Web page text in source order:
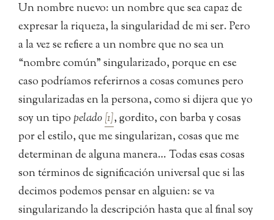
Un nombre nuevo: un nombre que sea capaz de
expresar la riqueza, la singularidad de mi ser. Pero
a la vez se refiere a un nombre que no sea un
“nombre común” singularizado, porque en ese
caso podríamos referirnos a cosas comunes pero
singularizadas en la persona, como si dijera que yo
soy un tipopelado[1], gordito, con barba y cosas
por el estilo, que me singularizan, cosas que me
determinan de alguna manera… Todas esas cosas
son términos de significación universal que si las
decimos podemos pensar en alguien: se va
singularizando la descripción hasta que al final soy